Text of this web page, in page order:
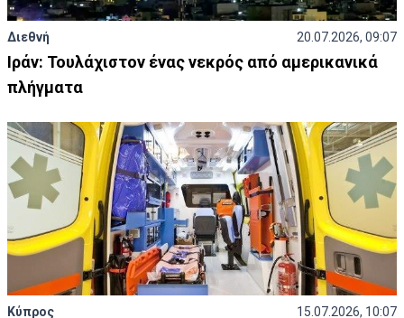
Διεθνή 20.07.2026, 09:07
Ιράν: Τουλάχιστον ένας νεκρός από αμερικανικά
πλήγματα
Κύπρος 15.07.2026, 10:07